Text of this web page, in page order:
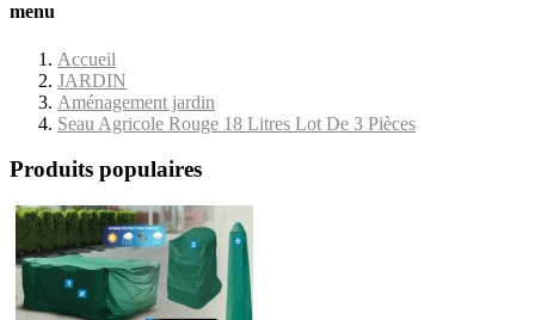
menu
Accueil
JARDIN
Aménagement jardin
Seau Agricole Rouge 18 Litres Lot De 3 Pièces
Produits populaires